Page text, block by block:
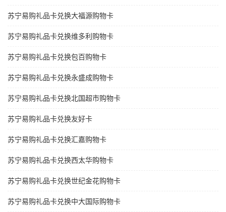
苏宁易购礼品卡兑换大福源购物卡
苏宁易购礼品卡兑换维多利购物卡
苏宁易购礼品卡兑换包百购物卡
苏宁易购礼品卡兑换永盛成购物卡
苏宁易购礼品卡兑换北国超市购物卡
苏宁易购礼品卡兑换友好卡
苏宁易购礼品卡兑换汇嘉购物卡
苏宁易购礼品卡兑换西太华购物卡
苏宁易购礼品卡兑换世纪金花购物卡
苏宁易购礼品卡兑换中大国际购物卡